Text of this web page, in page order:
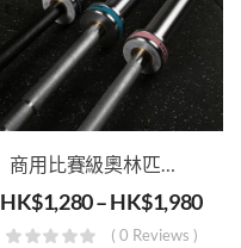
商用比賽級奧林匹克桿
HK$1,280–HK$1,980
( 0 Reviews )